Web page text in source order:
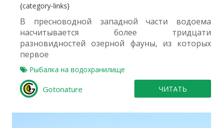
{category-links}
В пресноводной западной части водоема
насчитывается более тридцати
разновидностей озерной фауны, из которых
первое
Рыбалка на водохранилище
Gotonature ЧИТАТЬ